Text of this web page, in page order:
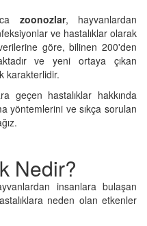
zoonozlar, hayvanlardan
ve hastalıklar olarak
göre, bilinen 200'den
ve yeni ortaya çıkan
karakterlidir.
geçen hastalıklar hakkında
yöntemlerini ve sıkça sorulan
Nedir?
insanlara bulaşan
neden olan etkenler